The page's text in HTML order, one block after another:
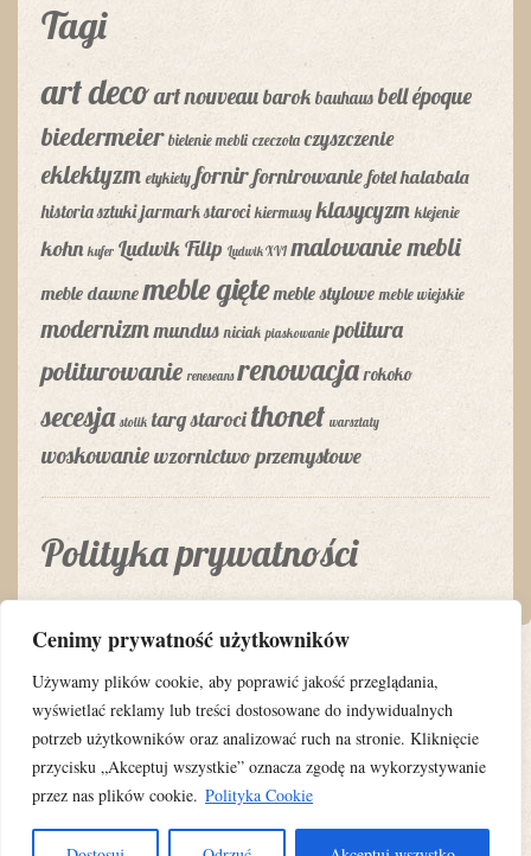
Cenimy prywatność użytkowników
Używamy plików cookie, aby poprawić jakość przeglądania,
wyświetlać reklamy lub treści dostosowane do indywidualnych
potrzeb użytkowników oraz analizować ruch na stronie. Kliknięcie
przycisku „Akceptuj wszystkie” oznacza zgodę na wykorzystywanie
przez nas plików cookie. Polityka Cookie
Tagi
art decoart nouveaubarok bauhaus bell époque
biedermeier bielenie mebli czeczota czyszczenie
eklektyzm etykiety fornirfornirowanie fotel halabala
historia sztuki jarmark staroci kiermusy klasycyzm klejenie
kohn kufer Ludwik Filip Ludwik XVI malowanie mebli
meble dawne meble gięte meble stylowe meble wiejskie
modernizmmundus niciak piaskowanie politura
politurowanie reneseans renowacja rokoko
secesja stolik targ starocithonet warsztaty
woskowaniewzornictwo przemysłowe
Polityka prywatności
Copyright © 2010-2026 STARYCH MEBLI CZAR is proudly powered by
WordPress.org